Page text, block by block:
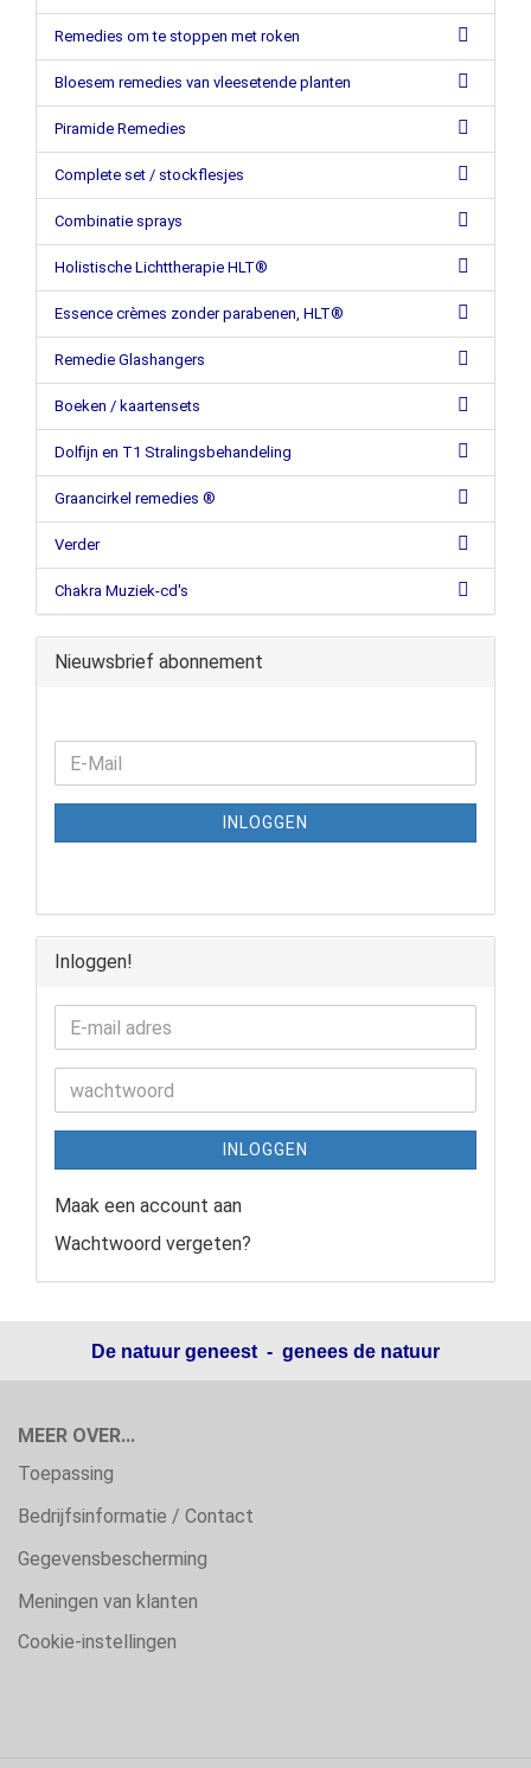
Remedies om te stoppen met roken
Bloesem remedies van vleesetende planten
Piramide Remedies
Complete set / stockflesjes
Combinatie sprays
Holistische Lichttherapie HLT®
Essence crèmes zonder parabenen, HLT®
Remedie Glashangers
Boeken / kaartensets
Dolfijn en T1 Stralingsbehandeling
Graancirkel remedies ®
Verder
Chakra Muziek-cd's
Nieuwsbrief abonnement
INLOGGEN
Inloggen!
INLOGGEN
Maak een account aan
Wachtwoord vergeten?
De natuur geneest - genees de natuur
MEER OVER...
Toepassing
Bedrijfsinformatie / Contact
Gegevensbescherming
Meningen van klanten
Cookie-instellingen